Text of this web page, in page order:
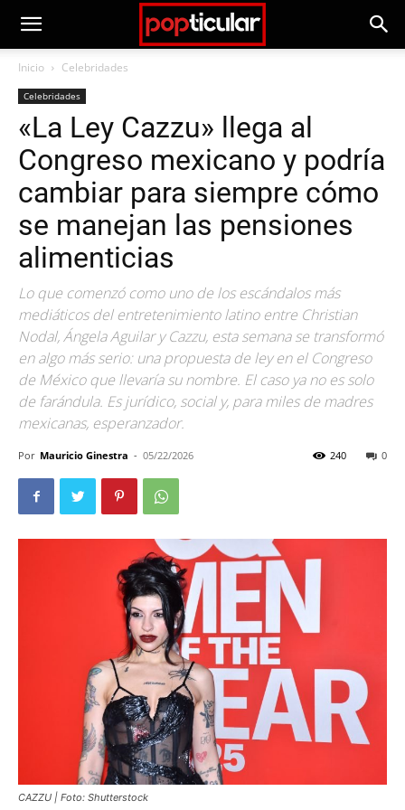
Inicio Celebridades
Celebridades
«La Ley Cazzu» llega al
Congreso mexicano y podría
cambiar para siempre cómo
se manejan las pensiones
alimenticias
Lo que comenzó como uno de los escándalos más
mediáticos del entretenimiento latino entre Christian
Nodal, Ángela Aguilar y Cazzu, esta semana se transformó
en algo más serio: una propuesta de ley en el Congreso
de México que llevaría su nombre. El caso ya no es solo
de farándula. Es jurídico, social y, para miles de madres
mexicanas, esperanzador.
Por Mauricio Ginestra - 05/22/2026 0
240
CAZZU | Foto: Shutterstock